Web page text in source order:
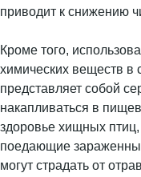
приводит к снижению
Кроме того,
химических веществ в
представляет собой
накапливаться в
здоровье хищных
поедающие
могут страдать от